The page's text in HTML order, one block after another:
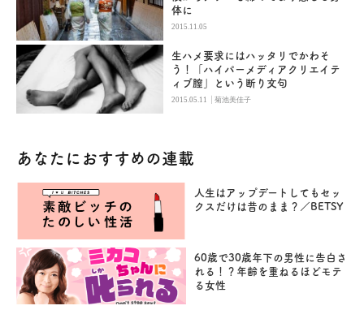
体に
2015.11.05
生ハメ要求にはハッタリでかわそ
う！「ハイパーメディアクリエイテ
ィブ膣」という断り文句
2015.05.11 |菊池美佳子
あなたにおすすめの連載
人生はアップデートしてもセッ
クスだけは昔のまま？／BETSY
60歳で30歳年下の男性に告白さ
れる！？年齢を重ねるほどモテ
る女性